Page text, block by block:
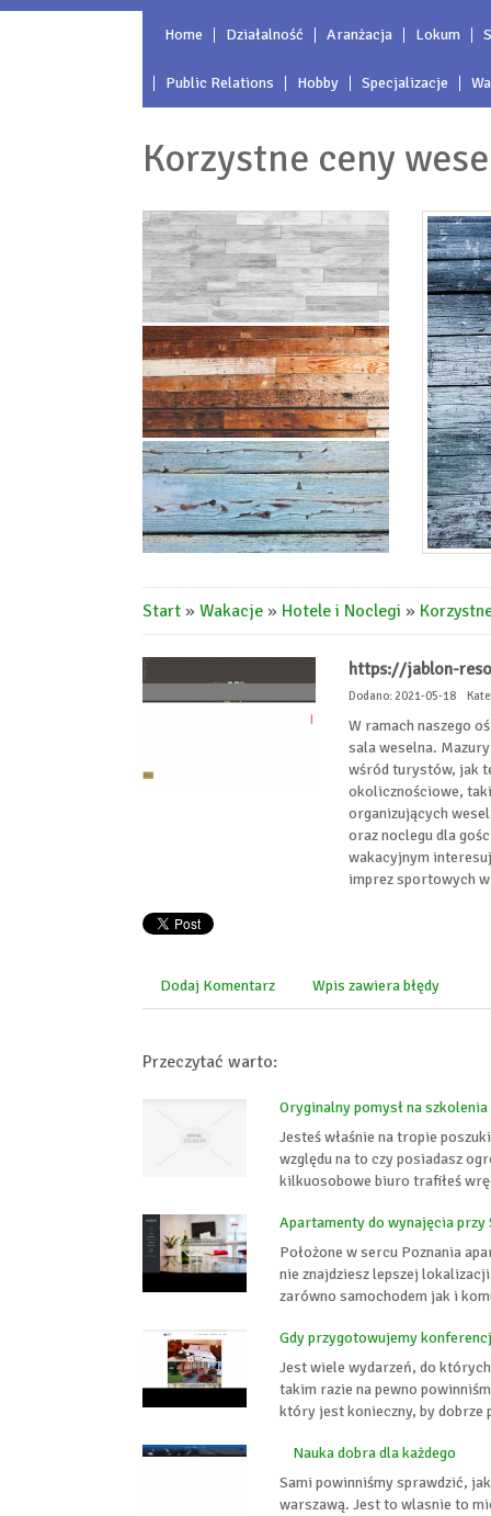
Home Działalność Aranżacja Lokum
Public Relations Hobby Specjalizacje
Korzystne ceny
Start » Wakacje » Hotele i Noclegi »
https://jablon-
Dodano: 2021-05-18
W ramach naszego
sala weselna.
wśród turystów, jak
okolicznościowe,
organizujących
oraz noclegu dla
wakacyjnym
imprez sportowych
Dodaj Komentarz Wpis zawiera błędy
Przeczytać warto:
Oryginalny pomysł na szkolenia
Jesteś właśnie na tropie
względu na to czy posiadasz
kilkuosobowe biuro trafiłeś
Apartamenty do wynajęcia przy
Położone w sercu Poznania
nie znajdziesz lepszej
zarówno samochodem jak i
Gdy przygotowujemy
Jest wiele wydarzeń, do
takim razie na pewno
który jest konieczny, by dobrze
Nauka dobra dla każdego
Sami powinniśmy sprawdzić,
warszawą. Jest to wlasnie to